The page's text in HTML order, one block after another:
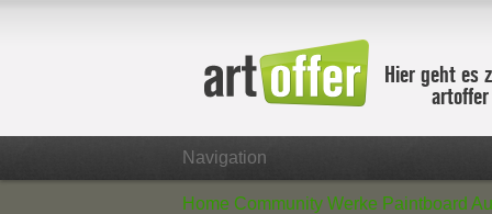
Hier geht es
Navigation
Home Community Werke Paintboard